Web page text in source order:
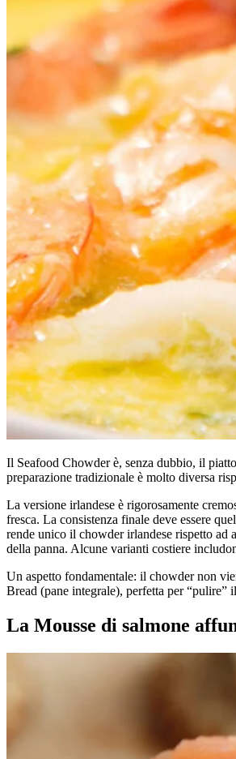
Il Seafood Chowder è, senza dubbio, il
preparazione tradizionale è molto diversa
La versione irlandese è rigorosamente
fresca. La consistenza finale deve essere
rende unico il chowder irlandese rispetto ad
della panna. Alcune varianti costiere
Un aspetto fondamentale: il chowder non
Bread (pane integrale), perfetta per “pulire”
La Mousse di salmone